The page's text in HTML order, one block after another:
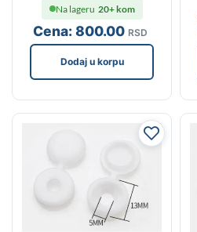
Cena:800.00 RSD
Na lageru 20+ kom
Dodaj u korpu